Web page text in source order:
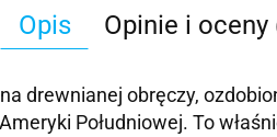
Opis Opinie i oceny
drewnianej obręczy,
Południowej. To